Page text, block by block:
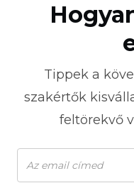
Tippek a
szakértők
feltörekvő